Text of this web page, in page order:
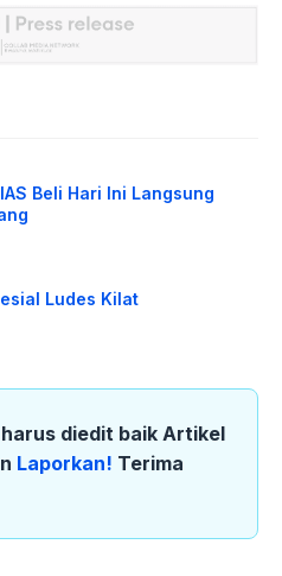
Beli Hari Ini Langsung
Ludes Kilat
diedit baik Artikel
Laporkan! Terima